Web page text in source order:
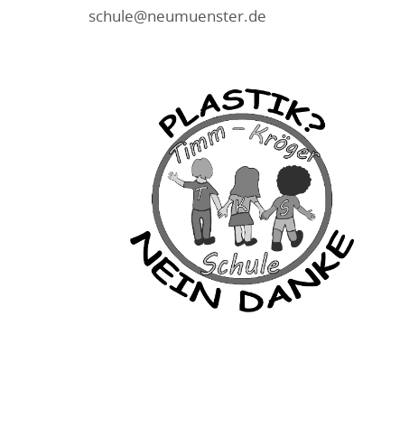
schule@neumuenster.de